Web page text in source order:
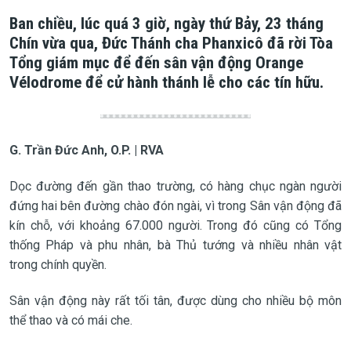
Ban chiều, lúc quá 3 giờ, ngày thứ Bảy, 23 tháng
Chín vừa qua, Đức Thánh cha Phanxicô đã rời Tòa
Tổng giám mục để đến sân vận động Orange
Vélodrome để cử hành thánh lễ cho các tín hữu.
G. Trần Đức Anh, O.P. | RVA
Dọc đường đến gần thao trường, có hàng chục ngàn người
đứng hai bên đường chào đón ngài, vì trong Sân vận động đã
kín chỗ, với khoảng 67.000 người. Trong đó cũng có Tổng
thống Pháp và phu nhân, bà Thủ tướng và nhiều nhân vật
trong chính quyền.
Sân vận động này rất tối tân, được dùng cho nhiều bộ môn
thể thao và có mái che.